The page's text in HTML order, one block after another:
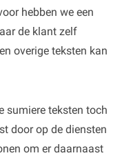
hebben we een
de klant zelf
overige teksten kan
sumiere teksten toch
door op de diensten
om er daarnaast